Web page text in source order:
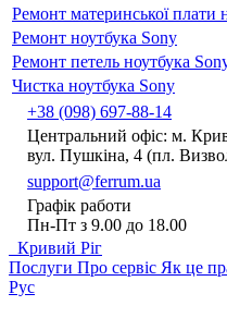
Ремонт материнської плати
Ремонт ноутбука Sony
Ремонт петель ноутбука
Чистка ноутбука Sony
+38 (098) 697-88-14
Центральний офіс: м.
вул. Пушкіна, 4 (пл.
support@ferrum.ua
Графік работи
Пн-Пт з 9.00 до 18.00
Кривий Ріг
Послуги Про сервіс Як це
Рус